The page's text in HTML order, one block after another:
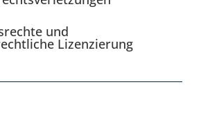
und
Lizenzierung